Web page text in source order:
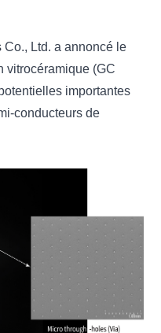
Ltd. a annoncé le
vitrocéramique (GC
importantes
conducteurs de